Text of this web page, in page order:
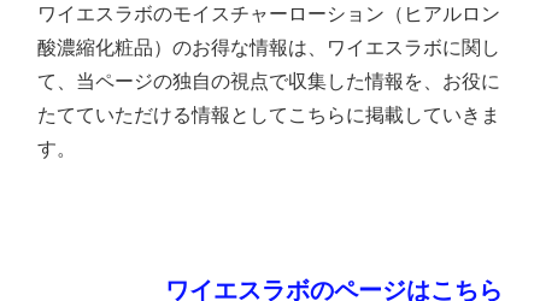
ワイエスラボのモイスチャーローション（ヒアルロン
酸濃縮化粧品）のお得な情報は、ワイエスラボに関し
て、当ページの独自の視点で収集した情報を、お役に
たてていただける情報としてこちらに掲載していきま
す。
ワイエスラボのページはこちら